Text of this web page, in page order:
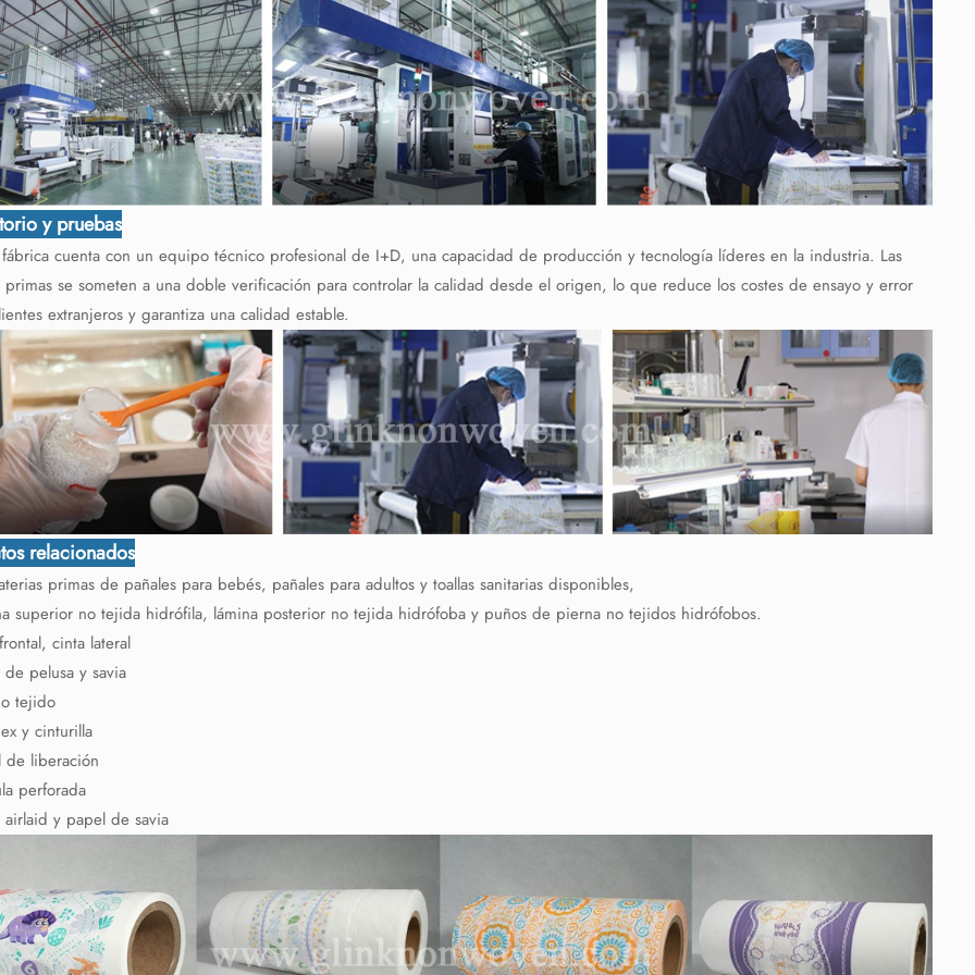
y pruebas
cuenta con un equipo técnico profesional de I+D, una capacidad de producción y tecnología líderes en la industria. Las
primas se someten a una doble verificación para controlar la calidad desde el origen, lo que reduce los costes de ensayo y error
extranjeros y garantiza una calidad estable.
relacionados
primas de pañales para bebés, pañales para adultos y toallas sanitarias disponibles,
superior no tejida hidrófila, lámina posterior no tejida hidrófoba y puños de pierna no tejidos hidrófobos.
cinta lateral
pelusa y savia
tejido
y cinturilla
de liberación
perforada
airlaid y papel de savia